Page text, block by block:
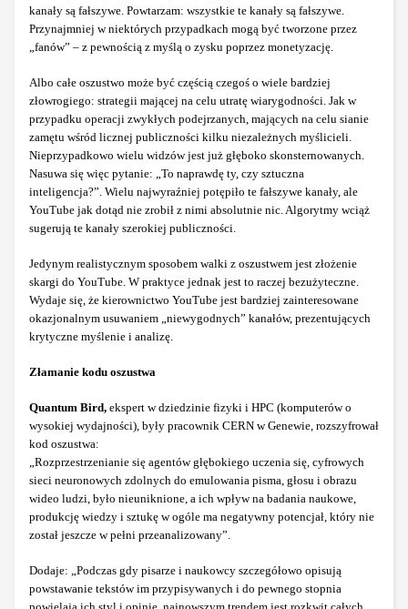
kanały są fałszywe. Powtarzam: wszystkie te kanały są fałszywe.
Przynajmniej w niektórych przypadkach mogą być tworzone przez
„fanów” – z pewnością z myślą o zysku poprzez monetyzację.
Albo całe oszustwo może być częścią czegoś o wiele bardziej
złowrogiego: strategii mającej na celu utratę wiarygodności. Jak w
przypadku operacji zwykłych podejrzanych, mających na celu sianie
zamętu wśród licznej publiczności kilku niezależnych myślicieli.
Nieprzypadkowo wielu widzów jest już głęboko skonsternowanych.
Nasuwa się więc pytanie: „To naprawdę ty, czy sztuczna
inteligencja?”. Wielu najwyraźniej potępiło te fałszywe kanały, ale
YouTube jak dotąd nie zrobił z nimi absolutnie nic. Algorytmy wciąż
sugerują te kanały szerokiej publiczności.
Jedynym realistycznym sposobem walki z oszustwem jest złożenie
skargi do YouTube. W praktyce jednak jest to raczej bezużyteczne.
Wydaje się, że kierownictwo YouTube jest bardziej zainteresowane
okazjonalnym usuwaniem „niewygodnych” kanałów, prezentujących
krytyczne myślenie i analizę.
Złamanie kodu oszustwa
Quantum Bird, ekspert w dziedzinie fizyki i HPC (komputerów o
wysokiej wydajności), były pracownik CERN w Genewie, rozszyfrował
kod oszustwa:
„Rozprzestrzenianie się agentów głębokiego uczenia się, cyfrowych
sieci neuronowych zdolnych do emulowania pisma, głosu i obrazu
wideo ludzi, było nieuniknione, a ich wpływ na badania naukowe,
produkcję wiedzy i sztukę w ogóle ma negatywny potencjał, który nie
został jeszcze w pełni przeanalizowany”.
Dodaje: „Podczas gdy pisarze i naukowcy szczegółowo opisują
powstawanie tekstów im przypisywanych i do pewnego stopnia